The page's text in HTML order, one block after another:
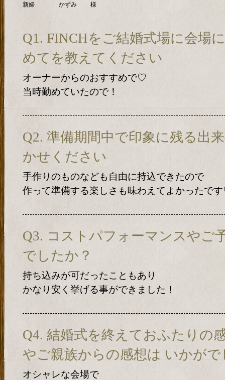
新婦
かずみ 様
Q1. FINCHをご結婚式場に会場
めてを教えてください
オーナーからのおすすめで♡
当時勤めていたので！
Q2. 準備期間中で印象に残る出
かせください
手作りのものなども自由に持込できたので
作って準備する楽しさも味わえてよかったで
Q3. コストパフォーマンスやご
でしたか？
持ち込みが可だったこともあり
かなり安く挙げる事ができました！
Q4. 結婚式を終えておふたりの
やご親族からの感想は いかが
オシャレな会場で